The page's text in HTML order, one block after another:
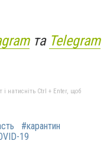
та Telegram
натисніть Ctrl + Enter, щоб
#карантин
19